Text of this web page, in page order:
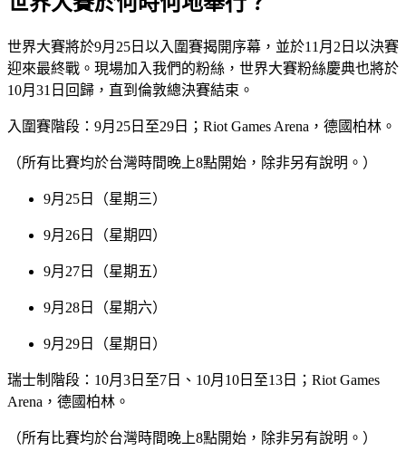
世界大賽將於9月25日以入圍賽揭開序幕，並於11月2日以決賽
迎來最終戰。現場加入我們的粉絲，世界大賽粉絲慶典也將於
10月31日回歸，直到倫敦總決賽結束。
入圍賽階段：9月25日至29日；Riot Games Arena，德國柏林。
（所有比賽均於台灣時間晚上8點開始，除非另有說明。）
9月25日（星期三）
9月26日（星期四）
9月27日（星期五）
9月28日（星期六）
9月29日（星期日）
瑞士制階段：10月3日至7日、10月10日至13日；Riot Games
Arena，德國柏林。
（所有比賽均於台灣時間晚上8點開始，除非另有說明。）